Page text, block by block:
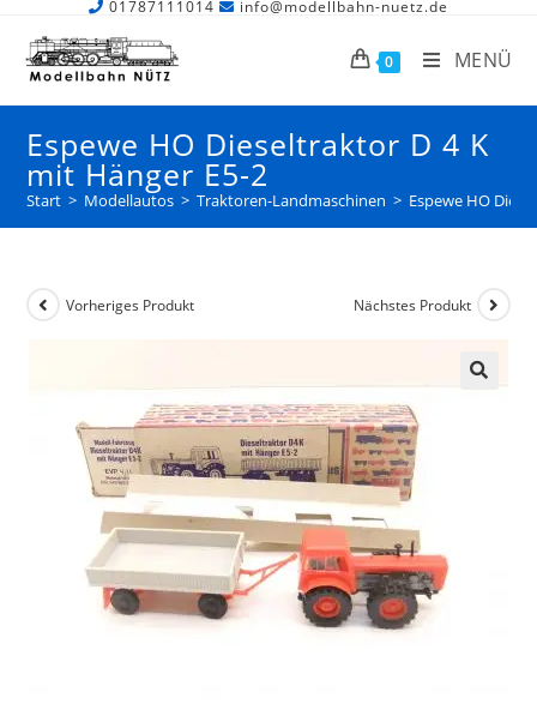
01787111014 info@modellbahn-nuetz.de
0 MENÜ
Espewe HO Dieseltraktor D 4 K
mit Hänger E5-2
Start > Modellautos > Traktoren-Landmaschinen > Espewe HO
Vorheriges Produkt Nächstes Produkt